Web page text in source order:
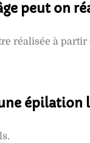
peut on
réalisée à